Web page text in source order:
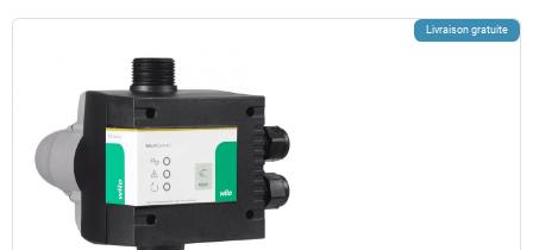
Livraison gratuite